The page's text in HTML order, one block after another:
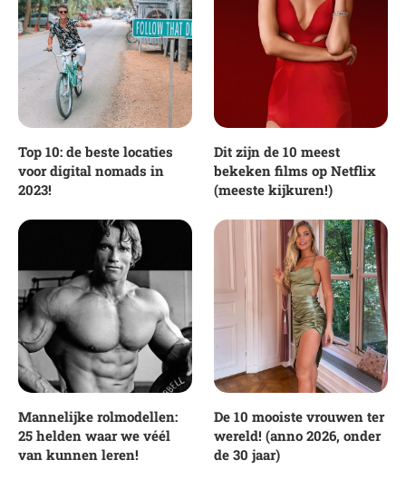
Top 10: de beste locaties
voor digital nomads in
2023!
Dit zijn de 10 meest
bekeken films op Netflix
(meeste kijkuren!)
Mannelijke rolmodellen:
25 helden waar we véél
van kunnen leren!
De 10 mooiste vrouwen ter
wereld! (anno 2026, onder
de 30 jaar)